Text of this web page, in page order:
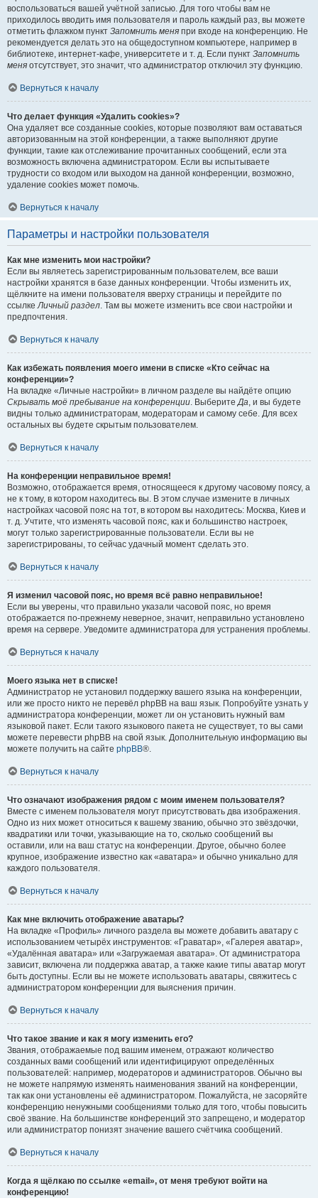
воспользоваться вашей учётной записью. Для того чтобы вам не
приходилось вводить имя пользователя и пароль каждый раз, вы можете
отметить флажком пункт Запомнить меня при входе на конференцию. Не
рекомендуется делать это на общедоступном компьютере, например в
библиотеке, интернет-кафе, университете и т. д. Если пункт Запомнить
меня отсутствует, это значит, что администратор отключил эту функцию.
Вернуться к началу
Что делает функция «Удалить cookies»?
Она удаляет все созданные cookies, которые позволяют вам оставаться
авторизованным на этой конференции, а также выполняют другие
функции, такие как отслеживание прочитанных сообщений, если эта
возможность включена администратором. Если вы испытываете
трудности со входом или выходом на данной конференции, возможно,
удаление cookies может помочь.
Вернуться к началу
Параметры и настройки пользователя
Как мне изменить мои настройки?
Если вы являетесь зарегистрированным пользователем, все ваши
настройки хранятся в базе данных конференции. Чтобы изменить их,
щёлкните на имени пользователя вверху страницы и перейдите по
ссылкеЛичный раздел. Там вы можете изменить все свои настройки и
предпочтения.
Вернуться к началу
Как избежать появления моего имени в списке «Кто сейчас на
конференции»?
На вкладке «Личные настройки» в личном разделе вы найдёте опцию
Скрывать моё пребывание на конференции. ВыберитеДа, и вы будете
видны только администраторам, модераторам и самому себе. Для всех
остальных вы будете скрытым пользователем.
Вернуться к началу
На конференции неправильное время!
Возможно, отображается время, относящееся к другому часовому поясу, а
не к тому, в котором находитесь вы. В этом случае измените в личных
настройках часовой пояс на тот, в котором вы находитесь: Москва, Киев и
т. д. Учтите, что изменять часовой пояс, как и большинство настроек,
могут только зарегистрированные пользователи. Если вы не
зарегистрированы, то сейчас удачный момент сделать это.
Вернуться к началу
Я изменил часовой пояс, но время всё равно неправильное!
Если вы уверены, что правильно указали часовой пояс, но время
отображается по-прежнему неверное, значит, неправильно установлено
время на сервере. Уведомите администратора для устранения проблемы.
Вернуться к началу
Моего языка нет в списке!
Администратор не установил поддержку вашего языка на конференции,
или же просто никто не перевёл phpBB на ваш язык. Попробуйте узнать у
администратора конференции, может ли он установить нужный вам
языковой пакет. Если такого языкового пакета не существует, то вы сами
можете перевести phpBB на свой язык. Дополнительную информацию вы
можете получить на сайте phpBB®.
Вернуться к началу
Что означают изображения рядом с моим именем пользователя?
Вместе с именем пользователя могут присутствовать два изображения.
Одно из них может относиться к вашему званию, обычно это звёздочки,
квадратики или точки, указывающие на то, сколько сообщений вы
оставили, или на ваш статус на конференции. Другое, обычно более
крупное, изображение известно как «аватара» и обычно уникально для
каждого пользователя.
Вернуться к началу
Как мне включить отображение аватары?
На вкладке «Профиль» личного раздела вы можете добавить аватару с
использованием четырёх инструментов: «Граватар», «Галерея аватар»,
«Удалённая аватара» или «Загружаемая аватара». От администратора
зависит, включена ли поддержка аватар, а также какие типы аватар могут
быть доступны. Если вы не можете использовать аватары, свяжитесь с
администратором конференции для выяснения причин.
Вернуться к началу
Что такое звание и как я могу изменить его?
Звания, отображаемые под вашим именем, отражают количество
созданных вами сообщений или идентифицируют определённых
пользователей: например, модераторов и администраторов. Обычно вы
не можете напрямую изменять наименования званий на конференции,
так как они установлены её администратором. Пожалуйста, не засоряйте
конференцию ненужными сообщениями только для того, чтобы повысить
своё звание. На большинстве конференций это запрещено, и модератор
или администратор понизят значение вашего счётчика сообщений.
Вернуться к началу
Когда я щёлкаю по ссылке «email», от меня требуют войти на
конференцию!